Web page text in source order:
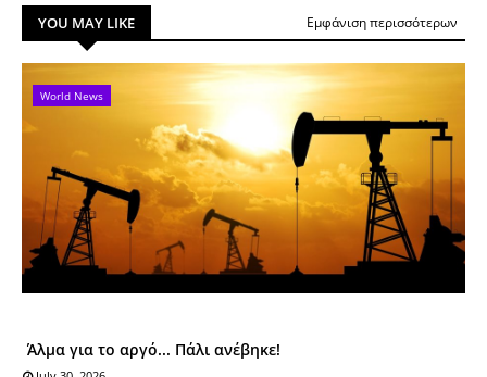
YOU MAY LIKE Εμφάνιση περισσότερων
World News
Άλμα για το αργό... Πάλι ανέβηκε!